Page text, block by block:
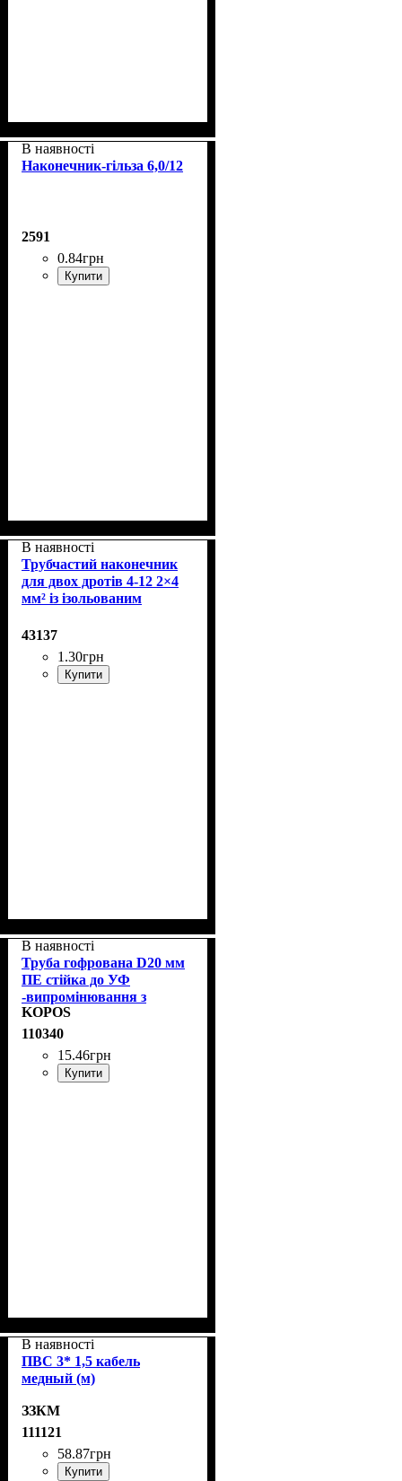
В наявності
Наконечник-гільза 6,0/12
2591
0.84грн
Купити
В наявності
Трубчастий наконечник
для двох дротів 4-12 2×4
мм² із ізольованим
43137
1 .30грн
Купити
В наявності
Труба гофрована D20 мм
ПЕ стійка до УФ
-випромінювання з
протяжкою KOPOS
2320/LPE-1_F50DU
KOPOS
110340
15.46грн
Купити
В наявності
ПВС 3* 1,5 кабель
медный (м)
ЗЗКМ
111121
58.87грн
Купити